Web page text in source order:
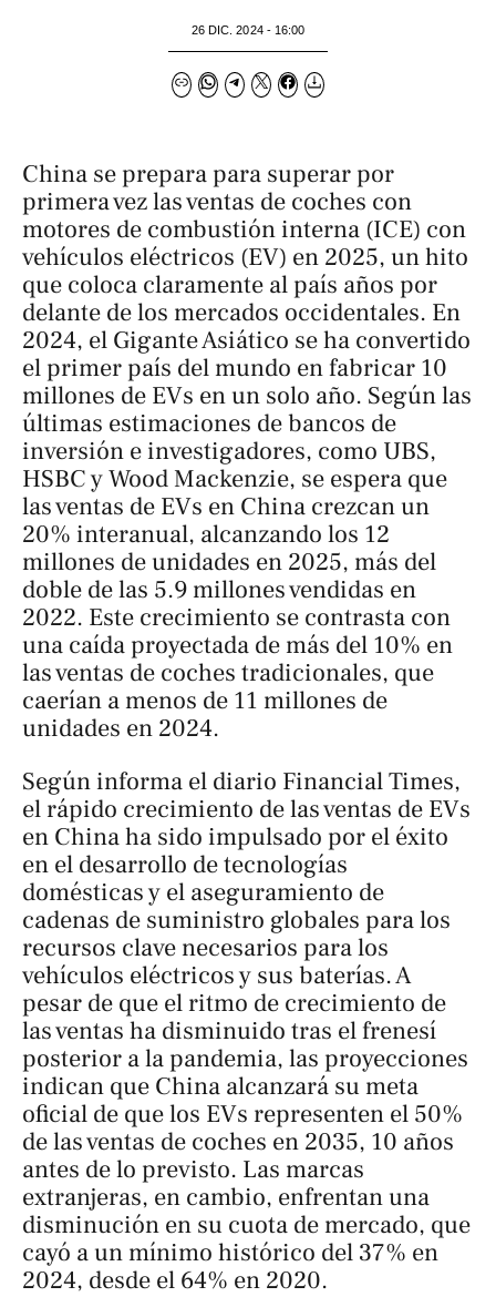
26 DIC. 2024 - 16:00
China se prepara para superar por
primera vez las ventas de coches con
motores de combustión interna (ICE) con
vehículos eléctricos (EV) en 2025, un hito
que coloca claramente al país años por
delante de los mercados occidentales. En
2024, el Gigante Asiático se ha convertido
el primer país del mundo en fabricar 10
millones de EVs en un solo año. Según las
últimas estimaciones de bancos de
inversión e investigadores, como UBS,
HSBC y Wood Mackenzie, se espera que
las ventas de EVs en China crezcan un
20% interanual, alcanzando los 12
millones de unidades en 2025, más del
doble de las 5.9 millones vendidas en
2022. Este crecimiento se contrasta con
una caída proyectada de más del 10% en
las ventas de coches tradicionales, que
caerían a menos de 11 millones de
unidades en 2024.
Según informa el diario Financial Times,
el rápido crecimiento de las ventas de EVs
en China ha sido impulsado por el éxito
en el desarrollo de tecnologías
domésticas y el aseguramiento de
cadenas de suministro globales para los
recursos clave necesarios para los
vehículos eléctricos y sus baterías. A
pesar de que el ritmo de crecimiento de
las ventas ha disminuido tras el frenesí
posterior a la pandemia, las proyecciones
indican que China alcanzará su meta
oficial de que los EVs representen el 50%
de las ventas de coches en 2035, 10 años
antes de lo previsto. Las marcas
extranjeras, en cambio, enfrentan una
disminución en su cuota de mercado, que
cayó a un mínimo histórico del 37% en
2024, desde el 64% en 2020.